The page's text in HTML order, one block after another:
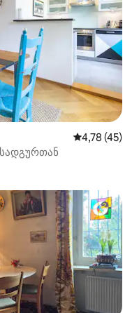
საშუალო
4,78 (45)